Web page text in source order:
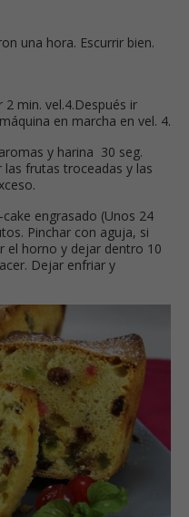
una hora. Escurrir bien.
min. vel.4.Después ir
en marcha en vel. 4.
y harina 30 seg.
las frutas troceadas y las
engrasado (Unos 24
Pinchar con aguja, si
el horno y dejar dentro 10
Dejar enfriar y